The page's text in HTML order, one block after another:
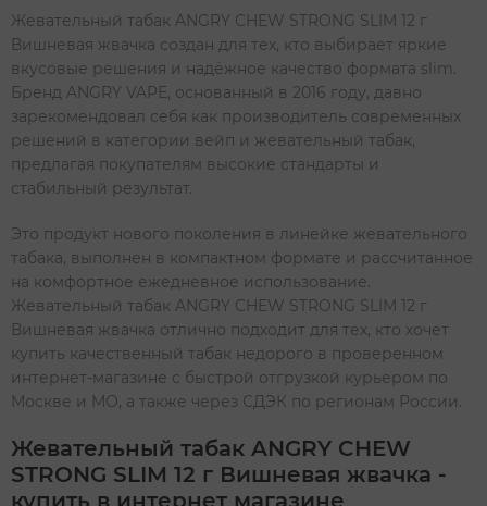
Жевательный табак ANGRY CHEW STRONG SLIM 12 г
Вишневая жвачка создан для тех, кто выбирает яркие
вкусовые решения и надёжное качество формата slim.
Бренд ANGRY VAPE, основанный в 2016 году, давно
зарекомендовал себя как производитель современных
решений в категории вейп и жевательный табак,
предлагая покупателям высокие стандарты и
стабильный результат.
Это продукт нового поколения в линейке жевательного
табака, выполнен в компактном формате и рассчитанное
на комфортное ежедневное использование.
Жевательный табак ANGRY CHEW STRONG SLIM 12 г
Вишневая жвачка отлично подходит для тех, кто хочет
купить качественный табак недорого в проверенном
интернет-магазине с быстрой отгрузкой курьером по
Москве и МО, а также через СДЭК по регионам России.
Жевательный табак ANGRY CHEW
STRONG SLIM 12 г Вишневая жвачка -